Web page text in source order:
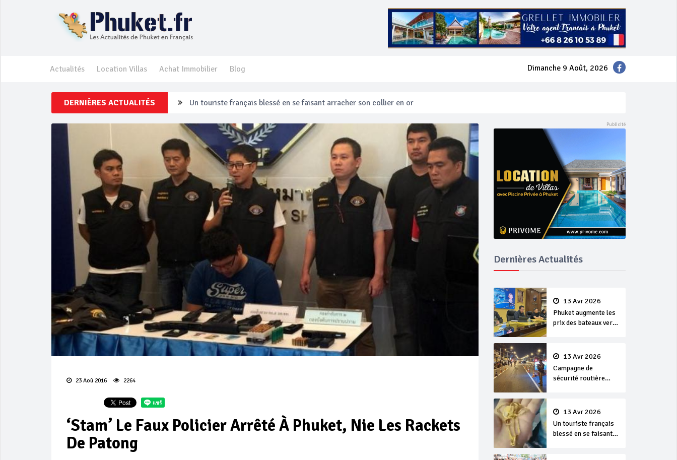
Actualités Location Villas Achat Immobilier Blog Dimanche 9 Août, 2026
DERNIÈRES ACTUALITÉS Un touriste français blessé en se faisant arracher son collier en or
Phuket Peranakan Festival
‘Phuket Eye’ assurera la sécurité pendant Songkran
Phuket augmente les prix des bateaux vers Koh Phi Phi et des excursions en mer
Campagne de sécurité routière ‘Seven Days of Danger’ de Songkran
23 Aoû 2016 2264
‘Stam’ Le Faux Policier Arrêté À Phuket, Nie Les Rackets
De Patong
Dernières Actualités
13 Avr 2026
Phuket augmente les
prix des bateaux vers
13 Avr 2026
Campagne de
sécurité routière
13 Avr 2026
Un touriste français
blessé en se faisant